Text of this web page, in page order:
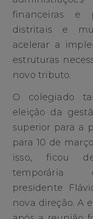
financeiras e
distritais e
acelerar a
estruturas
novo tributo.
O colegiado
eleição da
superior para a
para 10 de
isso, ficou
presidente
nova direção. A